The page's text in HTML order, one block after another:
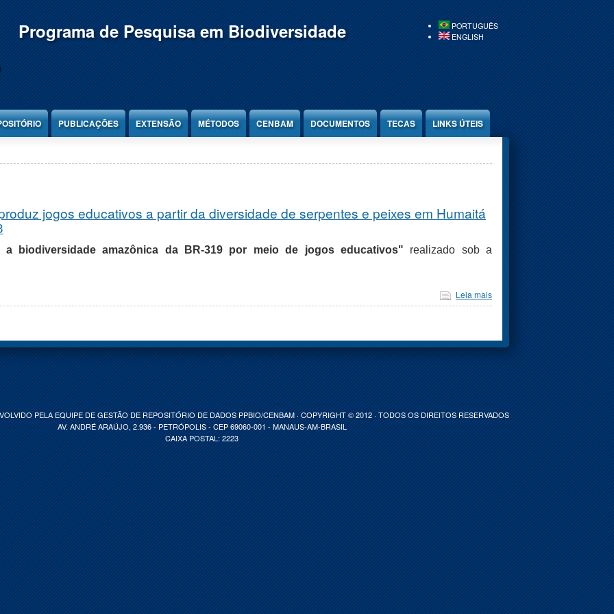
PORTUGUÊS
ENGLISH
Programa de Pesquisa em Biodiversidade
PUBLICAÇÕES EXTENSÃO MÉTODOS CENBAM DOCUMENTOS TECAS LINKS ÚTEIS
jogos educativos a partir da diversidade de serpentes e peixes em Humaitá
a biodiversidade amazônica da BR-319 por meio de jogos educativos" realizado sob a
Leia mais
PELA EQUIPE DE GESTÃO DE REPOSITÓRIO DE DADOS PPBIO/CENBAM · COPYRIGHT © 2012 · TODOS OS DIREITOS RESERVADOS
AV. ANDRÉ ARAÚJO, 2.936 - PETRÓPOLIS - CEP 69060-001 - MANAUS-AM-BRASIL
CAIXA POSTAL: 2223